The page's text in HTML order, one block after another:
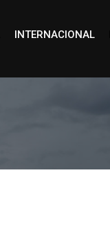
INTERNACIONAL